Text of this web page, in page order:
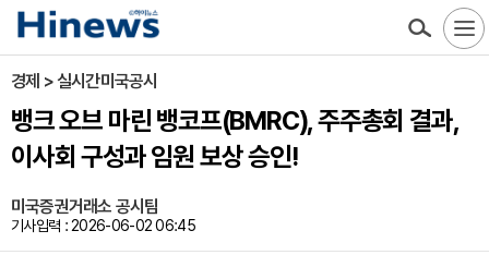
경제 > 실시간미국공시
뱅크 오브 마린 뱅코프(BMRC), 주주총회 결과,
이사회 구성과 임원 보상 승인!
미국증권거래소 공시팀
기사입력 : 2026-06-02 06:45